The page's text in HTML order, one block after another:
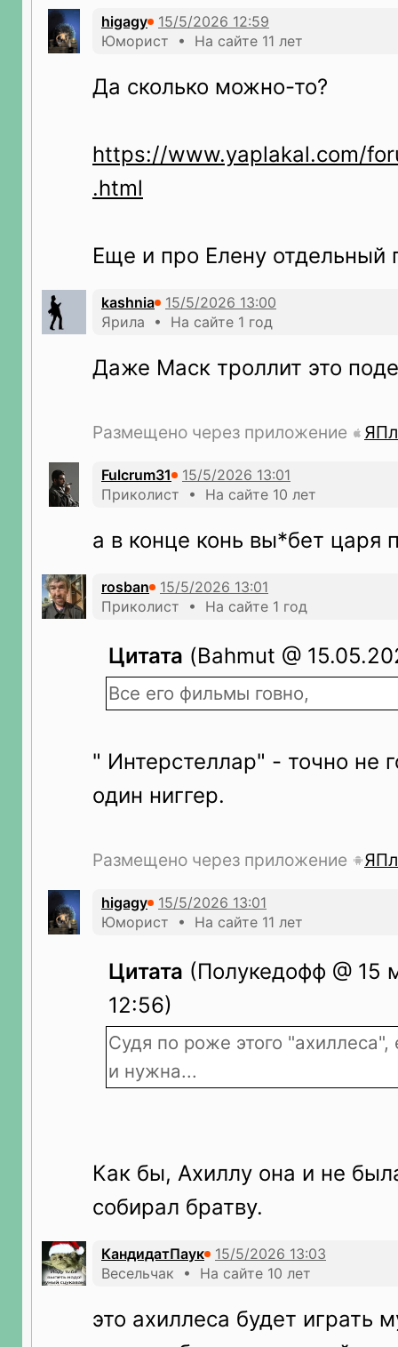
higagy
Юморист • На сайте 11 лет
Да сколько можно-то?
https://www.yaplakal.com/
.html
Еще и про Елену отдельный
kashnia
Ярила • На сайте 1 год
Даже Маск троллит это
Размещено через приложение
Fulcrum31
Приколист • На сайте 10 лет
а в конце конь вы*бет царя
rosban
Приколист • На сайте 1 год
Цитата (Bahmut @
Все его фильмы говно,
" Интерстеллар" - точно не
один ниггер.
Размещено через приложение
higagy
Юморист • На сайте 11 лет
Цитата (Полукедофф @ 15
12:56)
Судя по роже этого
и нужна...
Как бы, Ахиллу она и не
собирал братву.
КандидатПаук
Весельчак • На сайте 10 лет
это ахиллеса будет играть